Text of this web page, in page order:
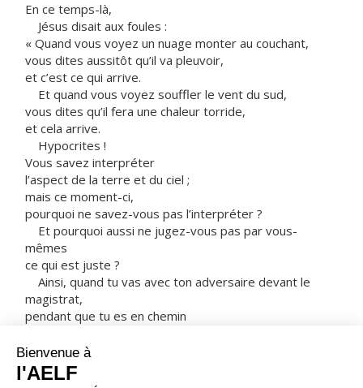
En ce temps-là,
Jésus disait aux foules :
« Quand vous voyez un nuage monter au couchant,
vous dites aussitôt qu’il va pleuvoir,
et c’est ce qui arrive.
Et quand vous voyez souffler le vent du sud,
vous dites qu’il fera une chaleur torride,
et cela arrive.
Hypocrites !
Vous savez interpréter
l’aspect de la terre et du ciel ;
mais ce moment-ci,
pourquoi ne savez-vous pas l’interpréter ?
Et pourquoi aussi ne jugez-vous pas par vous-
mêmes
ce qui est juste ?
Ainsi, quand tu vas avec ton adversaire devant le
magistrat,
pendant que tu es en chemin
afin d’éviter qu’il ne te traîne devant le juge,
que le juge ne te livre à l’huissier,
et que l’huissier ne te jette en prison.